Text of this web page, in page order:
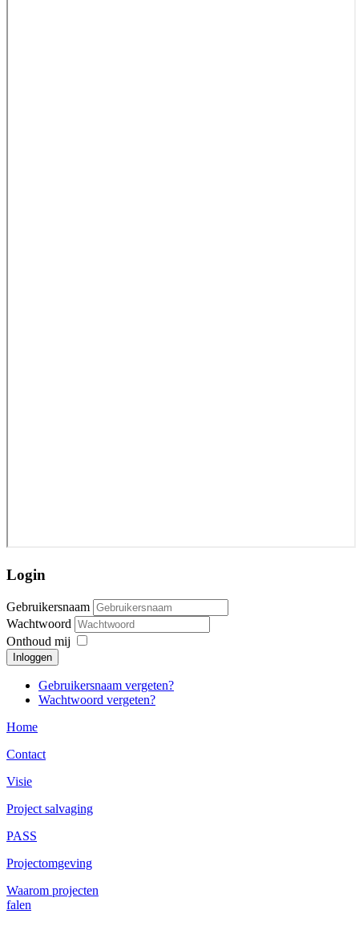
Login
Gebruikersnaam
Wachtwoord
Onthoud mij
Inloggen
Gebruikersnaam vergeten?
Wachtwoord vergeten?
Home
Contact
Visie
Project salvaging
PASS
Projectomgeving
Waarom projecten
falen